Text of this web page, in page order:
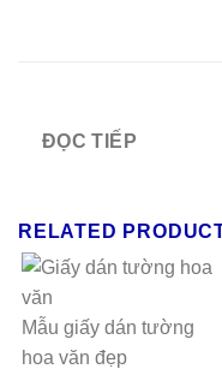
ĐỌC TIẾP
RELATED
Mẫu giấy dán tường
hoa văn đẹp